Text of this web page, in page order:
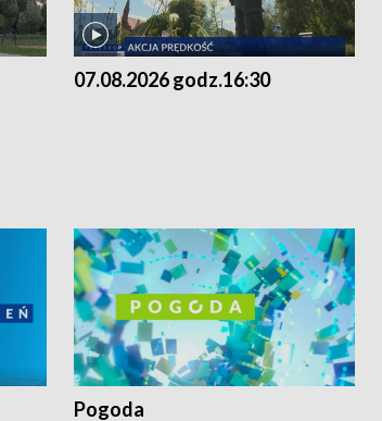
07.08.2026 godz.16:30
Pogoda